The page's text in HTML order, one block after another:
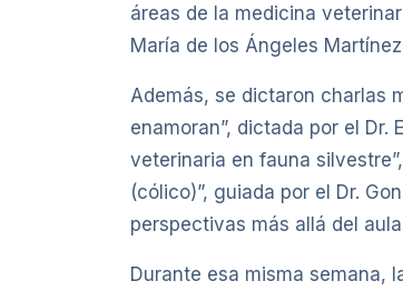
áreas de la medicina
María de los Ángeles
Además, se dictaron charlas
enamoran”, dictada por el Dr.
veterinaria en fauna
(cólico)”, guiada por el Dr.
perspectivas más allá del
Durante esa misma semana,